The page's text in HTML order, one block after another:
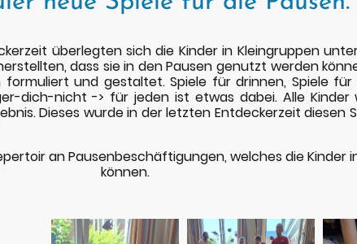
überlegten sich die Kinder in Kleingruppen
dass sie in den Pausen genutzt werden
und gestaltet. Spiele für drinnen, Spiele für
dich-nicht -> für jeden ist etwas dabei. Alle Kinder
Dieses wurde in der letzten Entdeckerzeit diesen
an Pausenbeschäftigungen, welches die Kinder
können.